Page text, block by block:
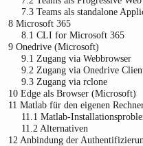
7.3Teams als standalone
8 Microsoft 365
8.1 CLI for Microsoft 365
9 Onedrive (Microsoft)
9.1 Zugang via Webbrowser
9.2 Zugang via Onedrive
9.3Zugang via rclone
10 Edge als Browser (Microsoft)
11 Matlab für den eigenen
11.1 Matlab-
11.2 Alternativen
12 Anbindung der